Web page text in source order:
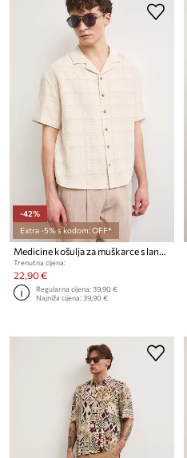
-42%
Extra -5% s kodom: OFF*
Medicine košulja za muškarce s lanom
Trenutna cijena:
22,90 €
Regularna cijena:39,90 €
Najniža cijena:39,90 €